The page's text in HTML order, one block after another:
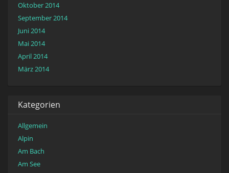
Oktober 2014
September 2014
Juni 2014
Mai 2014
April 2014
März 2014
Kategorien
Allgemein
Alpin
Am Bach
Am See